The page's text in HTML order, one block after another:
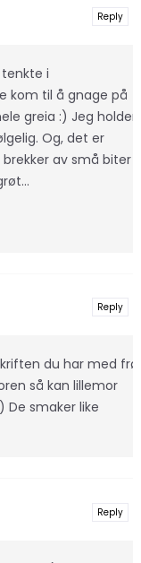
i
kom til å gnage på
greia :) Jeg holder
Og, det er
av små biter
Reply
du har med frø
så kan lillemor
De smaker like
Reply
Reply